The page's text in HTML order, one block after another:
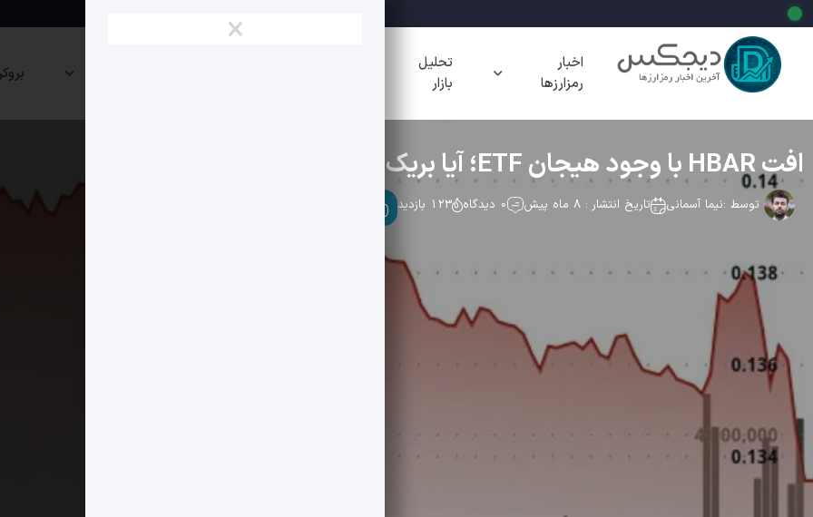
اخبار
رمزارزها
تحلیل
بازار
×
افت HBAR با وجود هیجان ETF؛ آیا بریک داون فنی ادامه می یابد؟
توسط :نیما آسمانی تاریخ انتشار : 8 ماه پیش 0 دیدگاه 123 بازدید